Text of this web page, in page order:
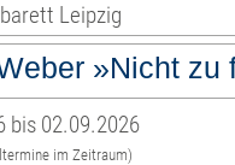
Leipzig
»Nicht zu
bis 02.09.2026
im Zeitraum)